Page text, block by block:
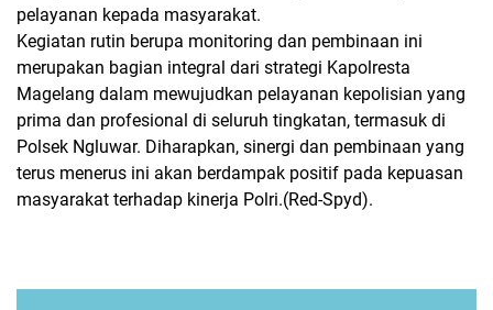
pelayanan kepada masyarakat.
Kegiatan rutin berupa monitoring dan pembinaan ini
merupakan bagian integral dari strategi Kapolresta
Magelang dalam mewujudkan pelayanan kepolisian yang
prima dan profesional di seluruh tingkatan, termasuk di
Polsek Ngluwar. Diharapkan, sinergi dan pembinaan yang
terus menerus ini akan berdampak positif pada kepuasan
masyarakat terhadap kinerja Polri.(Red-Spyd).